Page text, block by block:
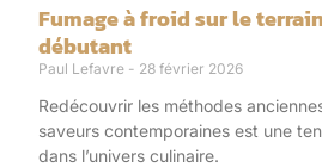
Fumage à froid sur le
débutant
Paul Lefavre 28 février 2026
Redécouvrir les méthodes
saveurs contemporaines est une
dans l’univers culinaire.